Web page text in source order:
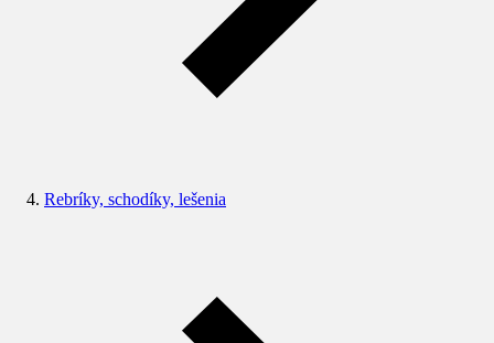
Rebríky, schodíky, lešenia